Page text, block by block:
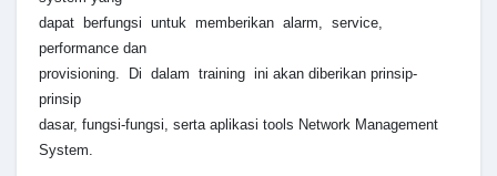
dapat berfungsi untuk memberikan alarm, service,
performance dan
provisioning. Di dalam training ini akan diberikan prinsip-
prinsip
dasar, fungsi-fungsi, serta aplikasi tools Network Management
System.